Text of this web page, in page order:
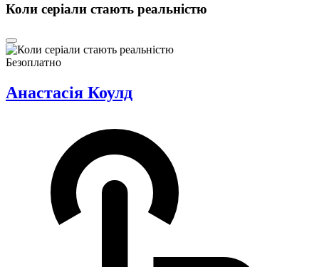
Коли серіали стають реальністю
Безоплатно
Анастасія Коулд